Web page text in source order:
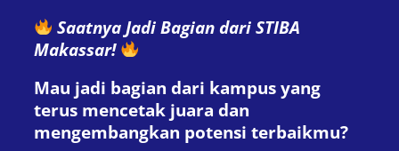
Saatnya Jadi Bagian dari STIBA
Makassar!
Mau jadi bagian dari kampus yang
terus mencetak juara dan
mengembangkan potensi terbaikmu?